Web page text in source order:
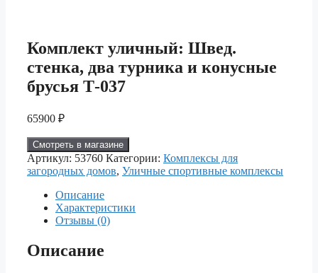
Комплект уличный: Швед.
стенка, два турника и конусные
брусья Т-037
65900 ₽
Смотреть в магазине
Артикул: 53760 Категории: Комплексы для
загородных домов, Уличные спортивные комплексы
Описание
Характеристики
Отзывы (0)
Описание